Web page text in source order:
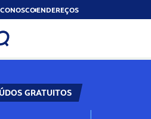
ENDEREÇOS
GRATUITOS
N